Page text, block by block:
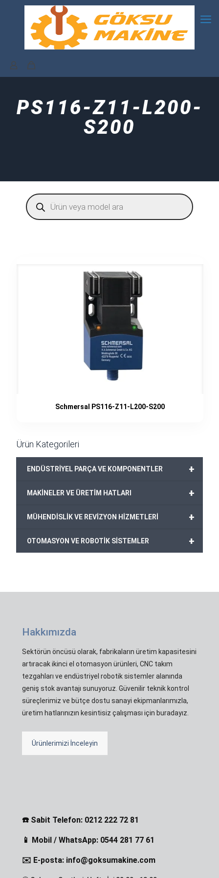
PS116-Z11-L200-
S200
Products
search
Schmersal PS116-Z11-L200-S200
Ürün Kategorileri
+
ENDÜSTRİYEL PARÇA VE KOMPONENTLER
+
MAKİNELER VE ÜRETİM HATLARI
+
MÜHENDİSLİK VE REVİZYON HİZMETLERİ
+
OTOMASYON VE ROBOTİK SİSTEMLER
Hakkımızda
Sektörün öncüsü olarak, fabrikaların üretim kapasitesini
artıracak ikinci el otomasyon ürünleri, CNC takım
tezgahları ve endüstriyel robotik sistemler alanında
geniş stok avantajı sunuyoruz. Güvenilir teknik kontrol
süreçlerimiz ve bütçe dostu sanayi ekipmanlarımızla,
üretim hatlarınızın kesintisiz çalışması için buradayız.
Ürünlerimizi İnceleyin
☎️ Sabit Telefon: 0212 222 72 81
📱 Mobil / WhatsApp: 0544 281 77 61
✉️ E-posta: info@goksumakine.com